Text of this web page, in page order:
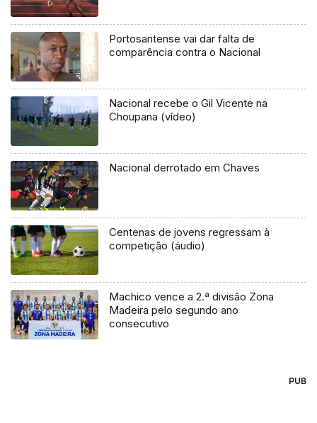
Portosantense vai dar falta de
comparência contra o Nacional
Nacional recebe o Gil Vicente na
Choupana (vídeo)
Nacional derrotado em Chaves
Centenas de jovens regressam à
competição (áudio)
Machico vence a 2.ª divisão Zona
Madeira pelo segundo ano
consecutivo
PUB